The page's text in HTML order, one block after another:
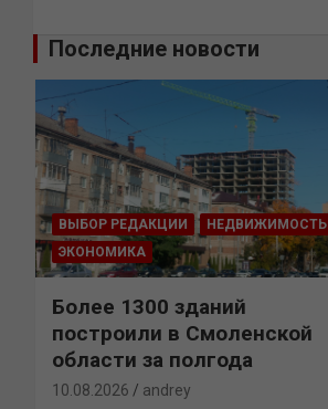
Последние новости
ВЫБОР РЕДАКЦИИ
НЕДВИЖИМОСТЬ
ЭКОНОМИКА
Более 1300 зданий
построили в Смоленской
области за полгода
10.08.2026 andrey